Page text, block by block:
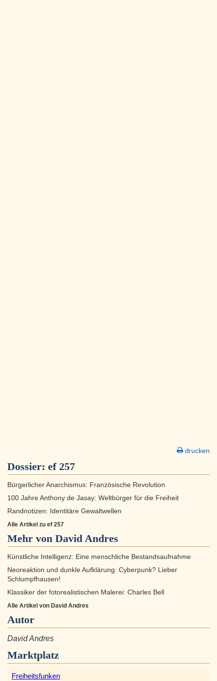
drucken
Dossier: ef 257
Bürgerlicher Anarchismus: Französische Revolution
100 Jahre Anthony de Jasay: Weltbürger für die Freiheit
Randnotizen: Identitäre Gewaltwellen
Alle Artikel zu ef 257
Mehr von David Andres
Künstliche Intelligenz: Eine menschliche Bestandsaufnahme
Neoreaktion und dunkle Aufklärung: Cyberpunk? Lieber
Schlumpfhausen!
Klassiker der fotorealistischen Malerei: Charles Bell
Alle Artikel von David Andres
Autor
David Andres
Marktplatz
Freiheitsfunken